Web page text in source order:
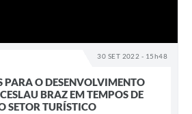
30 SET 2022 - 15h48
PARA O DESENVOLVIMENTO
BRAZ EM TEMPOS DE
SETOR TURÍSTICO